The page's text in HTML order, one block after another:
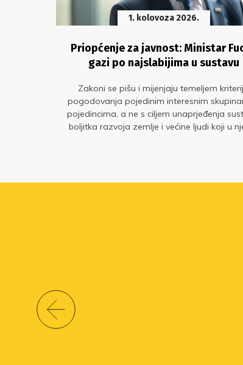
1. kolovoza 2026.
Priopćenje za javnost: Ministar
gazi po najslabijima u sustavu
Zakoni se pišu i mijenjaju temeljem
pogodovanja pojedinim interesnim
pojedincima, a ne s ciljem unaprjeđenja
boljitka razvoja zemlje i većine ljudi koji u